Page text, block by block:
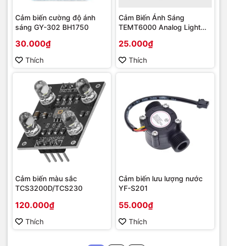
Cảm biến cường độ ánh
sáng GY-302 BH1750
30.000₫
Thích
Cảm Biến Ánh Sáng
TEMT6000 Analog Light
25.000₫
Thích
Cảm biến màu sắc
TCS3200D/TCS230
120.000₫
Thích
Cảm biến lưu lượng nước
YF-S201
55.000₫
Thích